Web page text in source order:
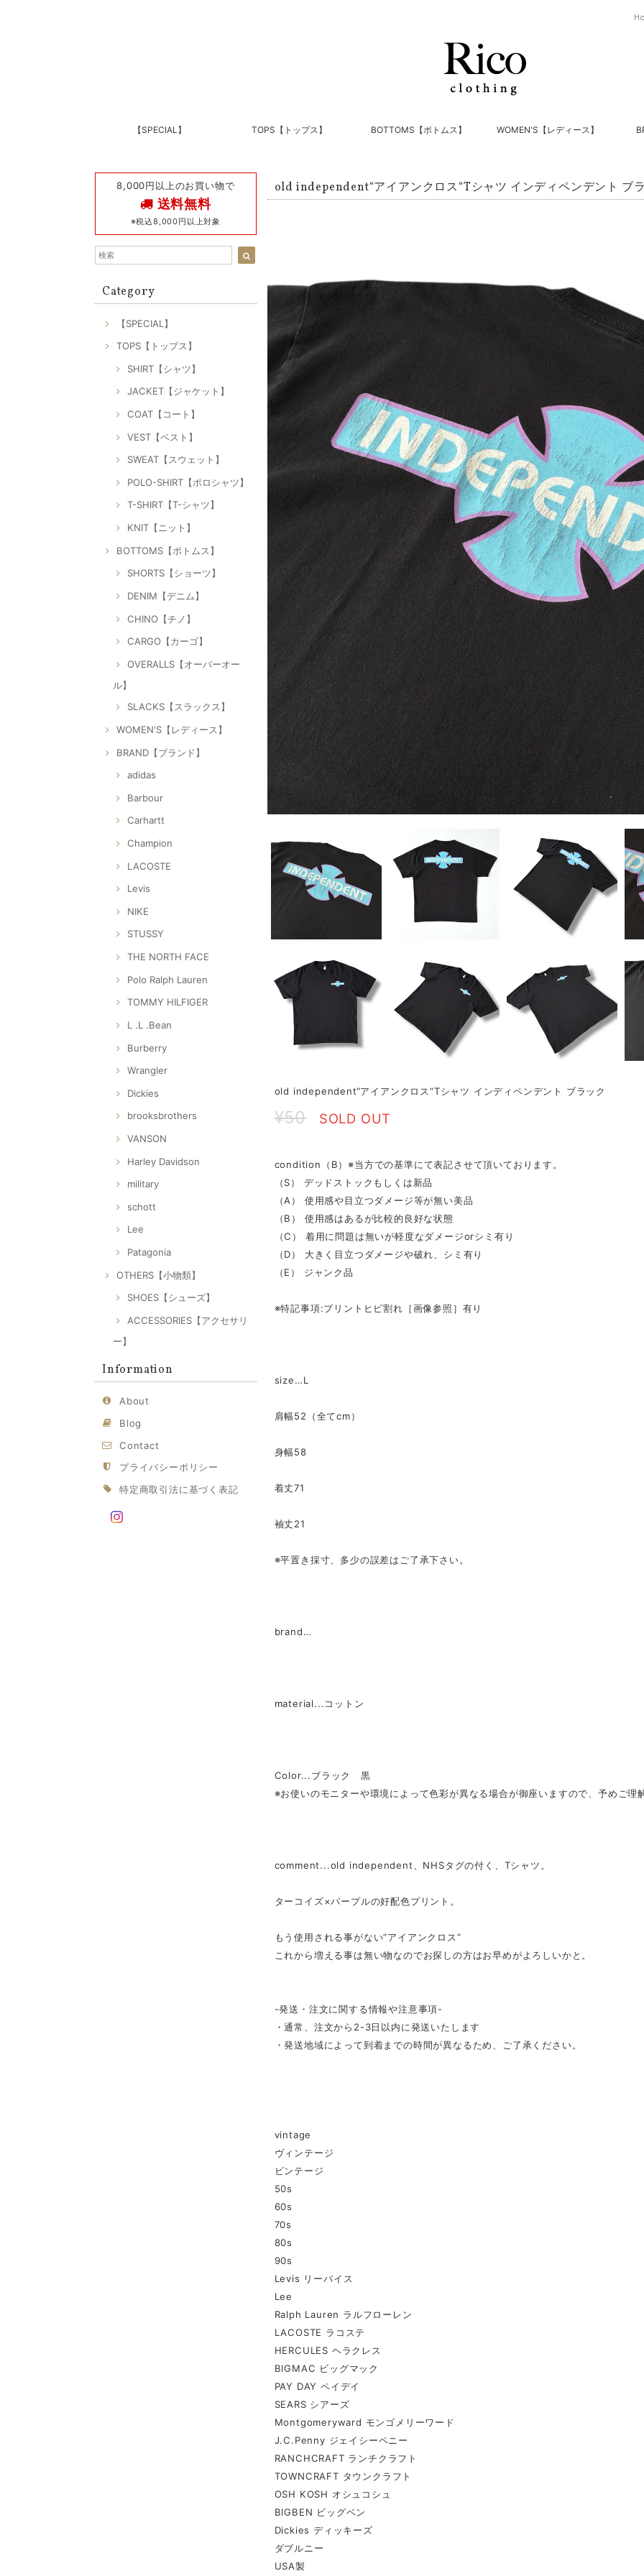
【SPECIAL】 TOPS【トップス】 BOTTOMS【ボトムス】 WOMEN'S【レディース】
8,000円以上のお買い物で
送料無料
※税込8,000円以上対象
Category
【SPECIAL】
TOPS【トップス】
SHIRT【シャツ】
JACKET【ジャケット】
COAT【コート】
VEST【ベスト】
SWEAT【スウェット】
POLO-SHIRT【ポロシャツ】
T-SHIRT【T-シャツ】
KNIT【ニット】
BOTTOMS【ボトムス】
SHORTS【ショーツ】
DENIM【デニム】
CHINO【チノ】
CARGO【カーゴ】
OVERALLS【オーバーオー
ル】
SLACKS【スラックス】
WOMEN'S【レディース】
BRAND【ブランド】
adidas
Barbour
Carhartt
Champion
LACOSTE
Levis
NIKE
STUSSY
THE NORTH FACE
Polo Ralph Lauren
TOMMY HILFIGER
L .L .Bean
Burberry
Wrangler
Dickies
brooksbrothers
VANSON
Harley Davidson
military
schott
Lee
Patagonia
OTHERS【小物類】
SHOES【シューズ】
ACCESSORIES【アクセサリ
ー】
Information
About
Blog
Contact
プライバシーポリシー
特定商取引法に基づく表記
old independent“アイアンクロス“Tシャツ インディペンデント ブ
old independent“アイアンクロス“Tシャツ インディペンデント ブラック
¥50 SOLD OUT
condition（B）※当方での基準にて表記させて頂いております。
（S） デッドストックもしくは新品
（A） 使用感や目立つダメージ等が無い美品
（B） 使用感はあるが比較的良好な状態
（C） 着用に問題は無いが軽度なダメージorシミ有り
（D） 大きく目立つダメージや破れ、シミ有り
（E） ジャンク品
※特記事項:プリントヒビ割れ［画像参照］有り
size…L
肩幅52（全てcm）
身幅58
着丈71
袖丈21
※平置き採寸、多少の誤差はご了承下さい。
brand…
material...コットン
Color...ブラック 黒
※お使いのモニターや環境によって色彩が異なる場合が御座いますので、予めご理
comment...old independent、NHSタグの付く、Tシャツ。
ターコイズ×パープルの好配色プリント。
もう使用される事がない“アイアンクロス“
これから増える事は無い物なのでお探しの方はお早めがよろしいかと。
-発送・注文に関する情報や注意事項-
・通常、注文から2-3日以内に発送いたします
・発送地域によって到着までの時間が異なるため、ご了承ください。
vintage
ヴィンテージ
ビンテージ
50s
60s
70s
80s
90s
Levis リーバイス
Lee
Ralph Lauren ラルフローレン
LACOSTE ラコステ
HERCULES ヘラクレス
BIGMAC ビッグマック
PAY DAY ペイデイ
SEARS シアーズ
Montgomeryward モンゴメリーワード
J.C.Penny ジェイシーペニー
RANCHCRAFT ランチクラフト
TOWNCRAFT タウンクラフト
OSH KOSH オシュコシュ
BIGBEN ビッグベン
Dickies ディッキーズ
ダブルニー
USA製